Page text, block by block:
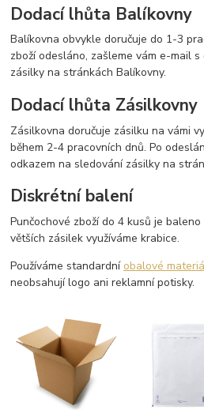
Dodací lhůta Balíkovny
Balíkovna obvykle doručuje do 1-3
zboží odesláno, zašleme vám e-mail
zásilky na stránkách Balíkovny.
Dodací lhůta Zásilkovny
Zásilkovna doručuje zásilku na vámi
během 2-4 pracovních dnů. Po
odkazem na sledování zásilky na
Diskrétní balení
Punčochové zboží do 4 kusů je
větších zásilek využíváme krabice.
Používáme standardní obalové
neobsahují logo ani reklamní potisky.